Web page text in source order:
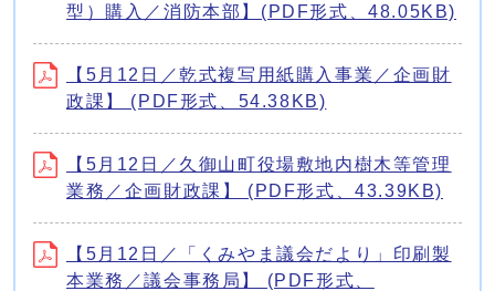
型）購入／消防本部】(PDF形式、48.05KB)
【5月12日／乾式複写用紙購入事業／企画財
政課】 (PDF形式、54.38KB)
【5月12日／久御山町役場敷地内樹木等管理
業務／企画財政課】 (PDF形式、43.39KB)
【5月12日／「くみやま議会だより」印刷製
本業務／議会事務局】 (PDF形式、